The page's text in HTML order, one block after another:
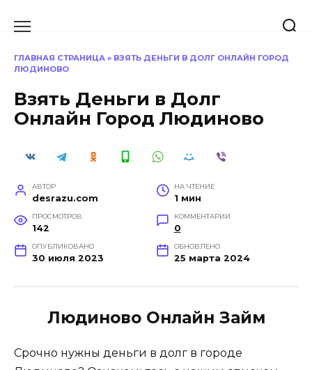
ГЛАВНАЯ СТРАНИЦА » ВЗЯТЬ ДЕНЬГИ В ДОЛГ ОНЛАЙН ГОРОД
ЛЮДИНОВО
Взять Деньги в Долг
Онлайн Город Людиново
АВТОР
desrazu.com
НА ЧТЕНИЕ
1 мин
ПРОСМОТРОВ
142
КОММЕНТАРИИ
0
ОПУБЛИКОВАНО
30 июля 2023
ОБНОВЛЕНО
25 марта 2024
Людиново Онлайн Займ
Срочно нужны деньги в долг в городе